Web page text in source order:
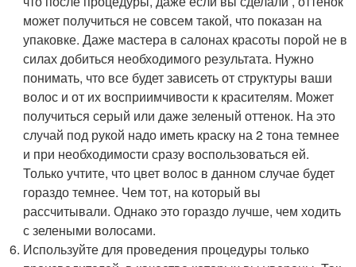
может получиться не совсем такой, что показан на
упаковке. Даже мастера в салонах красоты порой не в
силах добиться необходимого результата. Нужно
понимать, что все будет зависеть от структуры ваши
волос и от их восприимчивости к красителям. Может
получиться серый или даже зеленый оттенок. На это
случай под рукой надо иметь краску на 2 тона темнее
и при необходимости сразу воспользоваться ей.
Только учтите, что цвет волос в данном случае будет
гораздо темнее. Чем тот, на который вы
рассчитывали. Однако это гораздо лучше, чем ходить
с зелеными волосами.
Используйте для проведения процедуры только